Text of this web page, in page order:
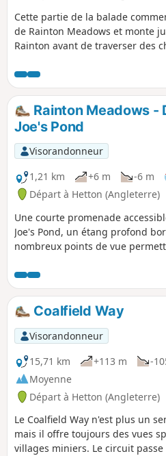
Cette partie de la balade
de Rainton Meadows et monte
Rainton avant de traverser des
Comme cet itinéraire comporte
vue sur Rainton Meadows en
Rainton Meadows -
Joe's Pond
Visorandonneur
1,21 km
+6 m -6 m
Départ à Hetton (Angleterre)
Une courte promenade
Joe's Pond, un étang profond
nombreux points de vue
d'hiver, des fuligules milouins et
en été, des grèbes huppés.
sentiers et des passerelles bien
les niveaux.
Coalfield Way
Visorandonneur
15,71 km
+113 m -
Moyenne
Départ à Hetton (Angleterre)
Le Coalfield Way n'est plus un
mais il offre toujours des vues
villages miniers. Le circuit